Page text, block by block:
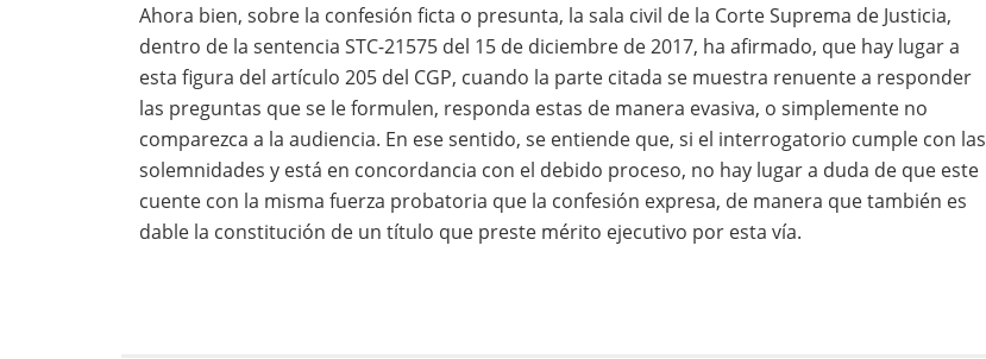
Ahora bien, sobre la confesión ficta o presunta, la sala civil de la Corte Suprema de Justicia,
dentro de la sentencia STC-21575 del 15 de diciembre de 2017, ha afirmado, que hay lugar a
esta figura del artículo 205 del CGP, cuando la parte citada se muestra renuente a responder
las preguntas que se le formulen, responda estas de manera evasiva, o simplemente no
comparezca a la audiencia. En ese sentido, se entiende que, si el interrogatorio cumple con las
solemnidades y está en concordancia con el debido proceso, no hay lugar a duda de que este
cuente con la misma fuerza probatoria que la confesión expresa, de manera que también es
dable la constitución de un título que preste mérito ejecutivo por esta vía.